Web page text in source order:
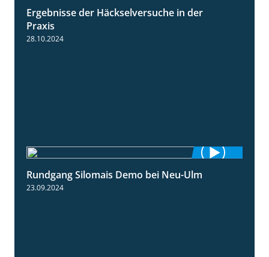
Ergebnisse der Häckselversuche in der
Praxis
28.10.2024
Rundgang Silomais Demo bei Neu-Ulm
23.09.2024